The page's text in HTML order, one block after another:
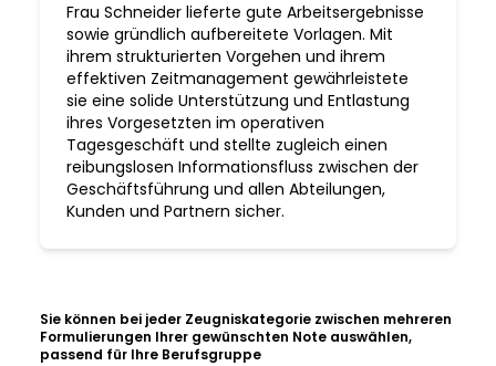
Frau Schneider lieferte gute Arbeitsergebnisse
sowie gründlich aufbereitete Vorlagen. Mit
ihrem strukturierten Vorgehen und ihrem
effektiven Zeitmanagement gewährleistete
sie eine solide Unterstützung und Entlastung
ihres Vorgesetzten im operativen
Tagesgeschäft und stellte zugleich einen
reibungslosen Informationsfluss zwischen der
Geschäftsführung und allen Abteilungen,
Kunden und Partnern sicher.
Sie können bei jeder Zeugniskategorie zwischen mehreren
Formulierungen Ihrer gewünschten Note auswählen,
passend für Ihre Berufsgruppe